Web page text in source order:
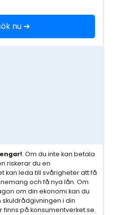
nu ➔
. Om du inte kan betala
riskerar du en
kan leda till svårigheter att få
och få nya lån. Om
om din ekonomi kan du
i din
finns på konsumentverket.se.